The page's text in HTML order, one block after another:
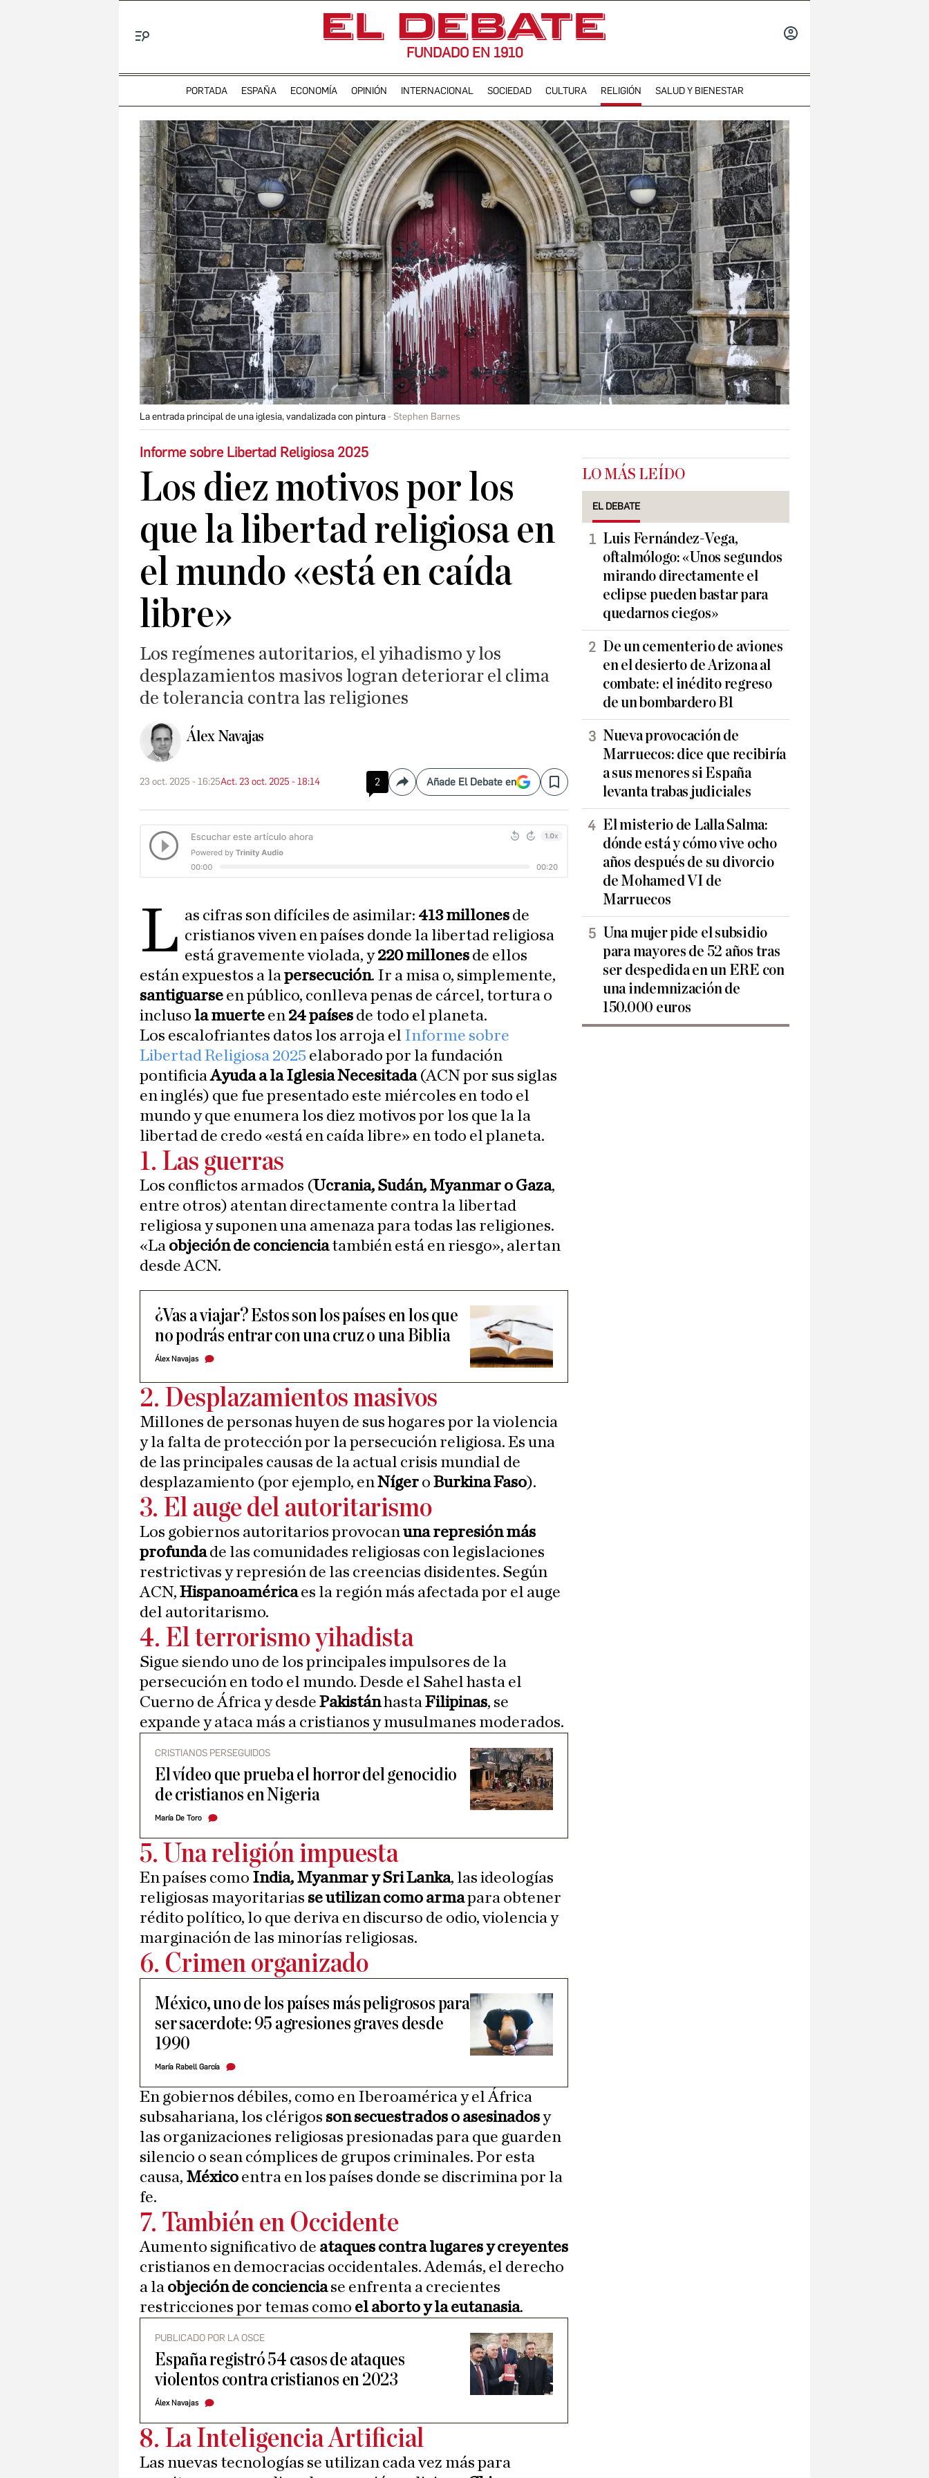
FUNDADO EN 1910
PORTADA ESPAÑA ECONOMÍA OPINIÓN INTERNACIONAL SOCIEDAD CULTURA RELIGIÓN SALUD Y BIENESTAR
La entrada principal de una iglesia, vandalizada con pintura Stephen Barnes
Informe sobre Libertad Religiosa 2025
Los diez motivos por los
que la libertad religiosa en
el mundo «está en caída
libre»
Los regímenes autoritarios, el yihadismo y los
desplazamientos masivos logran deteriorar el clima
de tolerancia contra las religiones
Álex Navajas
23 oct. 2025 - 16:25Act. 23 oct. 2025 - 18:14 2 CompartirAñade El Debate en Save
l as cifras son difíciles de asimilar: 413 millones de
cristianos viven en países donde la libertad religiosa
está gravemente violada, y220 millones de ellos
están expuestos a lapersecución. Ir a misa o, simplemente,
santiguarse en público, conlleva penas de cárcel, tortura o
incluso la muerte en 24 países de todo el planeta.
Los escalofriantes datos los arroja el Informe sobre
Libertad Religiosa 2025 elaborado por la fundación
pontificiaAyuda a la Iglesia Necesitada (ACN por sus siglas
en inglés) que fue presentado este miércoles en todo el
mundo y que enumera los diez motivos por los que la la
libertad de credo «está en caída libre» en todo el planeta.
1. Las guerras
Los conflictos armados (Ucrania, Sudán, Myanmar o Gaza,
entre otros) atentan directamente contra la libertad
religiosa y suponen una amenaza para todas las religiones.
«La objeción de concienciatambién está en riesgo», alertan
desde ACN.
¿Vas a viajar? Estos son los países en los que
no podrás entrar con una cruz o una Biblia
Álex Navajas
2. Desplazamientos masivos
Millones de personas huyen de sus hogares por la violencia
y la falta de protección por la persecución religiosa. Es una
de las principales causas de la actual crisis mundial de
desplazamiento (por ejemplo, enNíger o Burkina Faso).
3. El auge del autoritarismo
Los gobiernos autoritarios provocanuna represión más
profundade las comunidades religiosas con legislaciones
restrictivas y represión de las creencias disidentes. Según
ACN, Hispanoaméricaes la región más afectada por el auge
del autoritarismo.
4. El terrorismo yihadista
Sigue siendo uno de los principales impulsores de la
persecución en todo el mundo. Desde el Sahel hasta el
Cuerno de África y desde PakistánhastaFilipinas, se
expande y ataca más a cristianos y musulmanes moderados.
CRISTIANOS PERSEGUIDOS
El vídeo que prueba el horror del genocidio
de cristianos en Nigeria
María De Toro
5. Una religión impuesta
En países como India, Myanmar y Sri Lanka, las ideologías
religiosas mayoritarias se utilizan como armapara obtener
rédito político, lo que deriva en discurso de odio, violencia y
marginación de las minorías religiosas.
6. Crimen organizado
México, uno de los países más peligrosos para
ser sacerdote: 95 agresiones graves desde
1990
María Rabell García
En gobiernos débiles, como en Iberoamérica y el África
subsahariana, los clérigos son secuestrados o asesinadosy
las organizaciones religiosas presionadas para que guarden
silencio o sean cómplices de grupos criminales. Por esta
causa, México entra en los países donde se discrimina por la
fe.
7. También en Occidente
Aumento significativo de ataques contra lugares y creyentes
cristianos en democracias occidentales. Además, el derecho
a la objeción de concienciase enfrenta a crecientes
restricciones por temas como el aborto y la eutanasia.
PUBLICADO POR LA OSCE
España registró 54 casos de ataques
violentos contra cristianos en 2023
Álex Navajas
8. La Inteligencia Artificial
Las nuevas tecnologías se utilizan cada vez más para
LO MÁS LEÍDO
EL DEBATE
Luis Fernández-Vega,
oftalmólogo: «Unos segundos
mirando directamente el
eclipse pueden bastar para
quedarnos ciegos»
De un cementerio de aviones
en el desierto de Arizona al
combate: el inédito regreso
de un bombardero B1
Nueva provocación de
Marruecos: dice que recibiría
a sus menores si España
levanta trabas judiciales
El misterio de Lalla Salma:
dónde está y cómo vive ocho
años después de su divorcio
de Mohamed VI de
Marruecos
Una mujer pide el subsidio
para mayores de 52 años tras
ser despedida en un ERE con
una indemnización de
150.000 euros